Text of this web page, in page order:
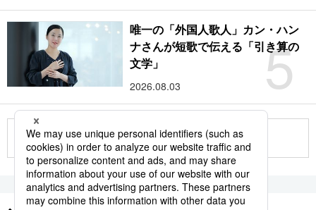
5
唯一の「外国人歌人」カン・ハン
ナさんが短歌で伝える「引き算の
文学」
2026.08.03
もっと見る